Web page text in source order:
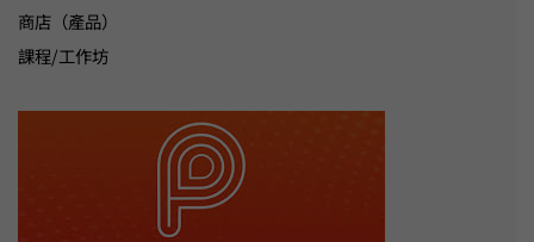
商店（產品）
課程/工作坊